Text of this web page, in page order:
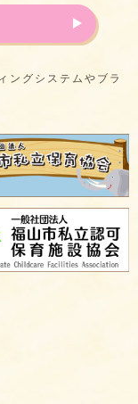
ングシステムやブラ